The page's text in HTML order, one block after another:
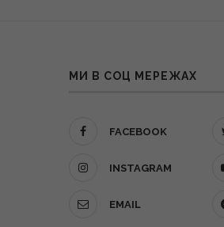
МИ В СОЦ МЕРЕЖАХ
FACEBOOK
INSTAGRAM
EMAIL